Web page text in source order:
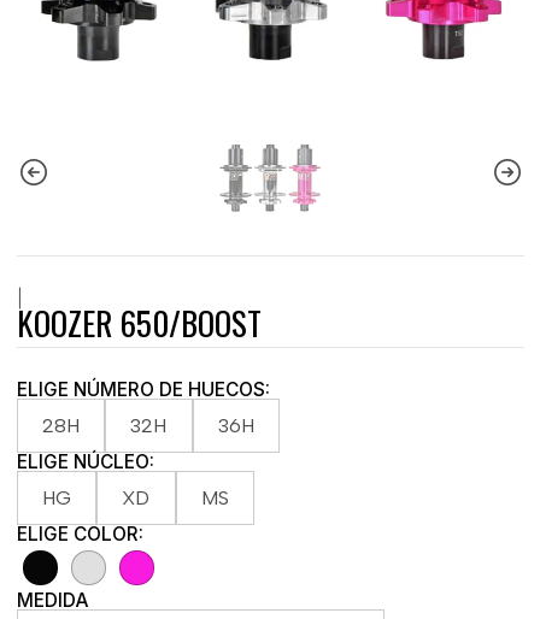
KOOZER 650/BOOST
ELIGE NÚMERO DE HUECOS:
28H
32H
36H
ELIGE NÚCLEO:
HG
XD
MS
ELIGE COLOR:
MEDIDA